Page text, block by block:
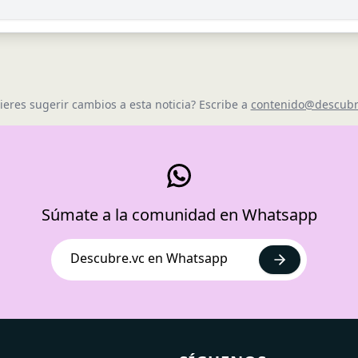
sugerir cambios a esta noticia? Escribe a
Súmate a la comunidad en Whatsapp
Descubre.vc en Whatsapp